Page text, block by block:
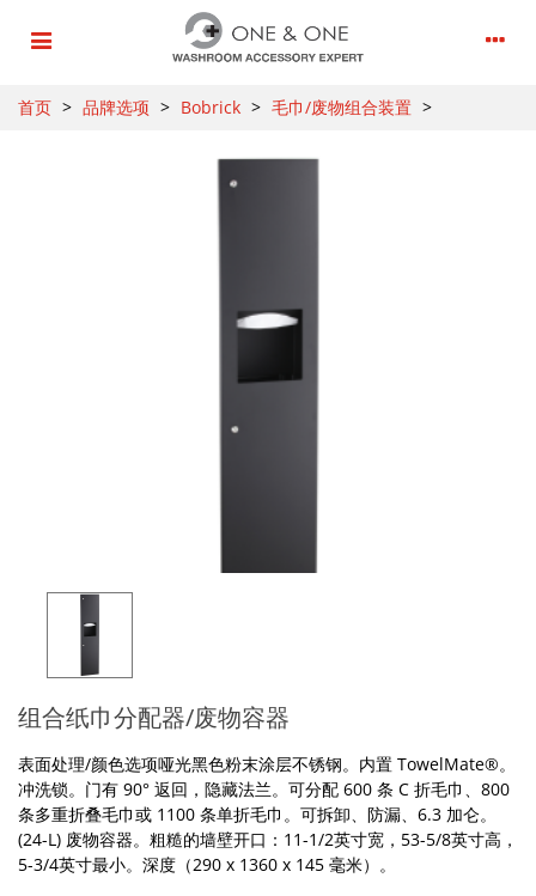
首页 > 品牌选项 > Bobrick > 毛巾/废物组合装置 >
组合纸巾分配器/废物容器
表面处理/颜色选项哑光黑色粉末涂层不锈钢。内置 TowelMate®。
冲洗锁。门有 90° 返回，隐藏法兰。可分配 600 条 C 折毛巾、800
条多重折叠毛巾或 1100 条单折毛巾。可拆卸、防漏、6.3 加仑。
(24-L) 废物容器。粗糙的墙壁开口：11-1/2英寸宽，53-5/8英寸高，
5-3/4英寸最小。深度（290 x 1360 x 145 毫米）。